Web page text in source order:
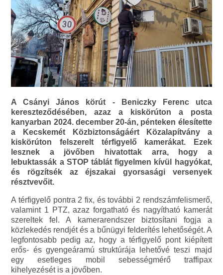
A Csányi János körút - Beniczky Ferenc utca
kereszteződésében, azaz a kiskörúton a posta
kanyarban 2024. december 20-án, pénteken élesítette
a Kecskemét Közbiztonságáért Közalapítvány a
kiskörúton felszerelt térfigyelő kamerákat. Ezek
lesznek a jövőben hivatottak arra, hogy a
lebuktassák a STOP táblát figyelmen kívül hagyókat,
és rögzítsék az éjszakai gyorsasági versenyek
résztvevőit.
A térfigyelő pontra 2 fix, és további 2 rendszámfelismerő,
valamint 1 PTZ, azaz forgatható és nagyítható kamerát
szereltek fel. A kamerarendszer biztosítani fogja a
közlekedés rendjét és a bűnügyi felderítés lehetőségét. A
legfontosabb pedig az, hogy a térfigyelő pont kiépített
erős- és gyengeáramú struktúrája lehetővé teszi majd
egy esetleges mobil sebességmérő traffipax
kihelyezését is a jövőben.